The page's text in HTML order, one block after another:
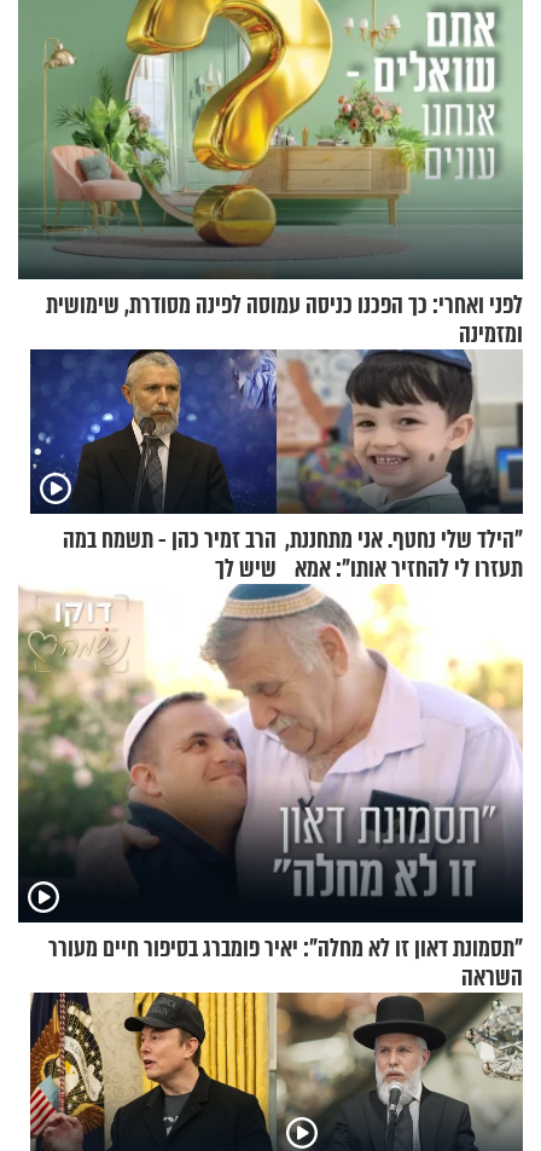
לפני ואחרי: כך הפכנו כניסה עמוסה לפינה מסודרת, שימושית
ומזמינה
"הילד שלי נחטף. אני מתחננת,
תעזרו לי להחזיר אותו": אמא
הרב זמיר כהן - תשמח במה
שיש לך
"תסמונת דאון זו לא מחלה": יאיר פומברג בסיפור חיים מעורר
השראה